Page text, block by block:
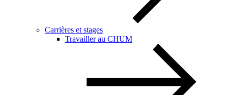
Carrières et stages
Travailler au CHUM